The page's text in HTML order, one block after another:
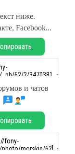
ниже.
Facebook...
и чатов